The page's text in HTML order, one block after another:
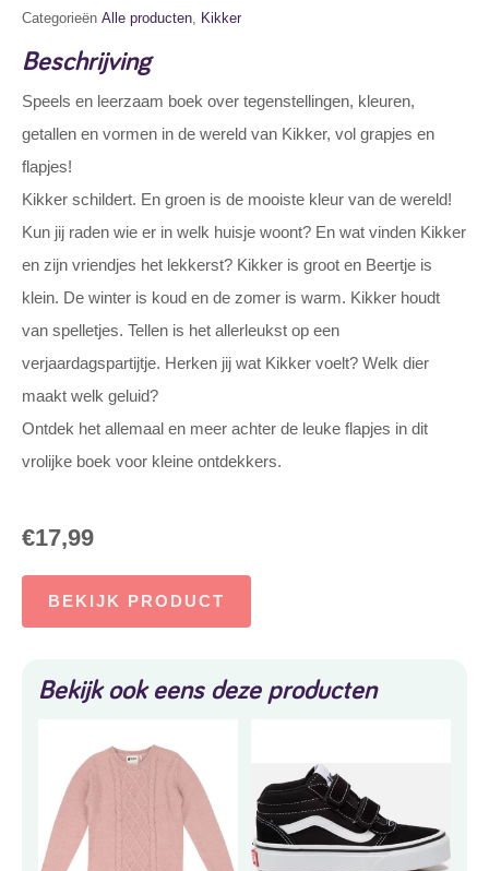
Categorieën Alle producten, Kikker
Beschrijving
Speels en leerzaam boek over tegenstellingen, kleuren,
getallen en vormen in de wereld van Kikker, vol grapjes en
flapjes!
Kikker schildert. En groen is de mooiste kleur van de wereld!
Kun jij raden wie er in welk huisje woont? En wat vinden Kikker
en zijn vriendjes het lekkerst? Kikker is groot en Beertje is
klein. De winter is koud en de zomer is warm. Kikker houdt
van spelletjes. Tellen is het allerleukst op een
verjaardagspartijtje. Herken jij wat Kikker voelt? Welk dier
maakt welk geluid?
Ontdek het allemaal en meer achter de leuke flapjes in dit
vrolijke boek voor kleine ontdekkers.
€17,99
BEKIJK PRODUCT
Bekijk ook eens deze producten